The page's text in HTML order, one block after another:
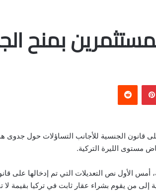
بمنح
بينتيريست
قانون الجنسية للأجانب التساؤلات حول جدوى
مستوى الليرة التركية.
الأول نص التعديلات التي تم إدخالها على
من يقوم بشراء عقار ثابت في تركيا بقيمة لا